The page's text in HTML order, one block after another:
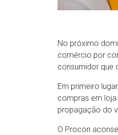
No próximo
comércio por
consumidor que
Em primeiro
compras em
propagação do
O Procon